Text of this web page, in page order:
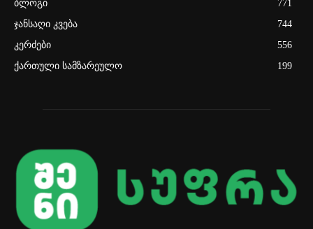
ბლოგი
771
ჯანსაღი კვება
744
კერძები
556
ქართული სამზარეულო
199